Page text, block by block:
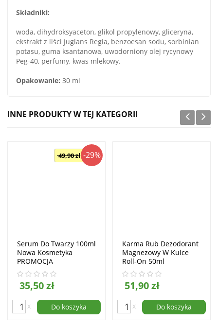
Składniki:
woda, dihydroksyaceton, glikol propylenowy, gliceryna,
ekstrakt z liści Juglans Regia, benzoesan sodu, sorbinian
potasu, guma ksantanowa, uwodorniony olej rycynowy
Peg-40, perfumy, kwas mlekowy.
Opakowanie: 30 ml
INNE PRODUKTY W TEJ KATEGORII
-29%
Serum Do Twarzy 100ml
Nowa Kosmetyka
PROMOCJA
35,50 zł
49,90 zł
x Do koszyka
Karma Rub Dezodorant
Magnezowy W Kulce
Roll-On 50ml
51,90 zł
x Do koszyka